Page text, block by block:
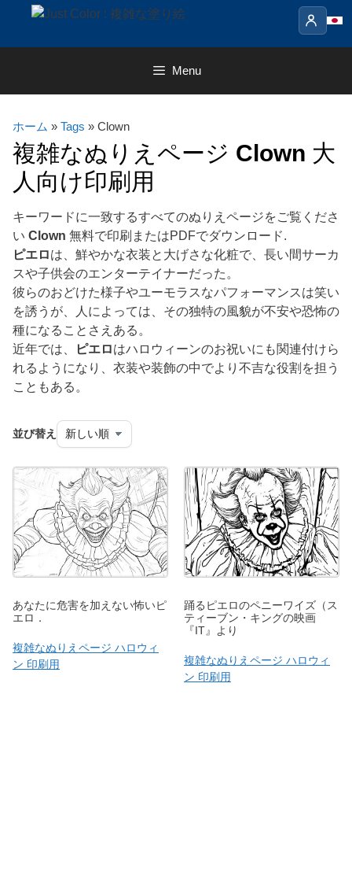
content
Menu
ホーム » Tags » Clown
複雑なぬりえページ Clown 大
人向け印刷用
キーワードに一致するすべてのぬりえページをご覧くださ
い Clown 無料で印刷またはPDFでダウンロード.
ピエロは、鮮やかな衣装と大げさな化粧で、長い間サーカ
スや子供会のエンターテイナーだった。
彼らのおどけた様子やユーモラスなパフォーマンスは笑い
を誘うが、人によっては、その独特の風貌が不安や恐怖の
種になることさえある。
近年では、
ピエロはハロウィーンのお祝いにも関連付けら
れるようになり、衣装や装飾の中でより不吉な役割を担う
こともある。
並び替え
あなたに危害を加えない怖いピ
エロ．
複雑なぬりえページ ハロウィ
ン 印刷用
踊るピエロのペニーワイズ（ス
ティーブン・キングの映画
『IT』より
複雑なぬりえページ ハロウィ
ン 印刷用